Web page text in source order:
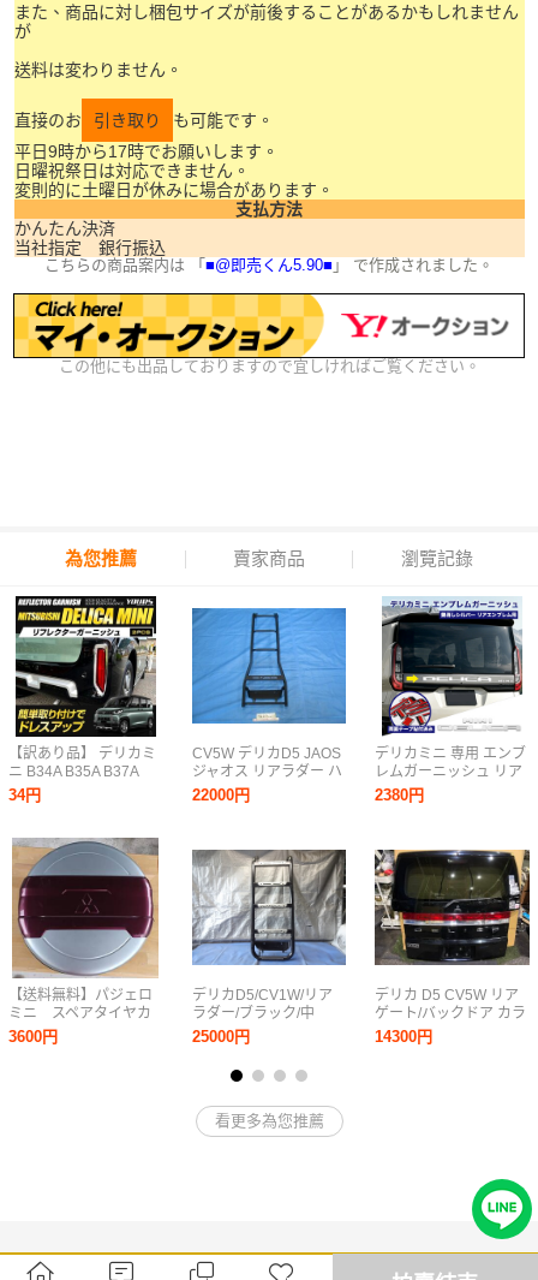
また、商品に対し梱包サイズが前後することがあるかもしれません
が
送料は変わりません。
直接のお 引き取り
も可能です。
平日9時から17時でお願いします。
日曜祝祭日は対応できません。
変則的に土曜日が休みに場合があります。
支払方法
かんたん決済
当社指定 銀行振込
こちらの商品案内は 「■@即売くん5.90■ 」 で作成されました。
この他にも出品しておりますので宜しければご覧ください。
為您推薦 賣家商品 瀏覽記錄
【訳あり品】 デリカミ
ニ B34A B35A B37A
B38A リフレクター ガ
ーニッシュ [2PCS] メッ
ドレスアップ [OU]
34円
【送料無料】パジェロ
ミニ スペアタイヤカ
バー
3600円
CV5W デリカD5 JAOS
ジャオス リアラダー ハ
シゴ CV1W 27629【個
人宅送料別途加算・M
22000円
デリカD5/CV1W/リア
ラダー/ブラック/中
古/LANDLIC
25000円
デリカミニ 専用 エンブ
レムガーニッシュ リア
ロゴ 文字 カバー ステ
ッカー シルバー 傷防止
2380円
デリカ D5 CV5W リア
ゲート/バックドア カラ
ーNO.X24
14300円
看更多為您推薦